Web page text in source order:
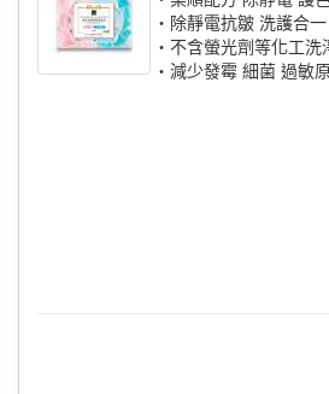
‧除靜電抗皺 洗護合一
‧不含螢光劑等化工洗
‧減少發霉 細菌 過敏